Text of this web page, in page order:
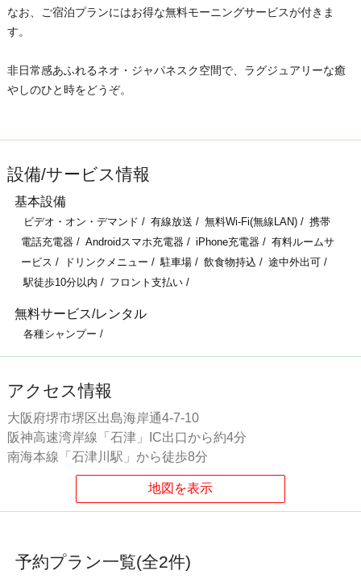
なお、ご宿泊プランにはお得な無料モーニングサービスが付きま
す。
非日常感あふれるネオ・ジャパネスク空間で、ラグジュアリーな癒
やしのひと時をどうぞ。
設備/サービス情報
基本設備
ビデオ・オン・デマンド 有線放送 無料Wi-Fi(無線LAN)
携帯
電話充電器
Androidスマホ充電器 iPhone充電器
有料ルームサ
ービス
ドリンクメニュー 駐車場 飲食物持込
途中外出可
駅徒歩10分以内
フロント支払い
無料サービス/レンタル
各種シャンプー
アクセス情報
大阪府堺市堺区出島海岸通4-7-10
阪神高速湾岸線「石津」IC出口から約4分
南海本線「石津川駅」から徒歩8分
予約プラン一覧(全2件)